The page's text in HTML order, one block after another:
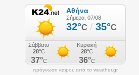
πρόγνωση καιρού από το weather.gr